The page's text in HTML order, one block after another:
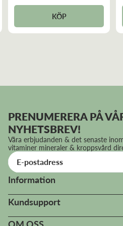
Recensiondatum: 2024-09-16
Jätte bra. Räddat mig hela
Mycket bra, Immune Care
pollenallergi.
Nova Å
Recensiondatum:
Detta var fantastiskt mot
immunförsvar...känner att
KÖP
PRENUMERERA PÅ
NYHETSBREV!
Våra erbjudanden & det senaste
vitaminer mineraler & kroppsvård
Information
Kundsupport